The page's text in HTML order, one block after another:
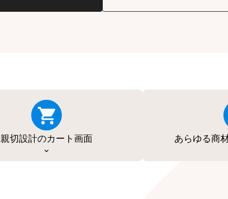
親切設計のカート画面 あらゆる商